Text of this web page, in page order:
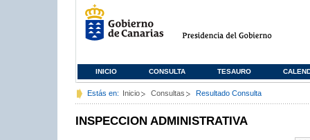
INICIO CONSULTA TESAURO
Estás en: Inicio Consultas Resultado Consulta
INSPECCION ADMINISTRATIVA